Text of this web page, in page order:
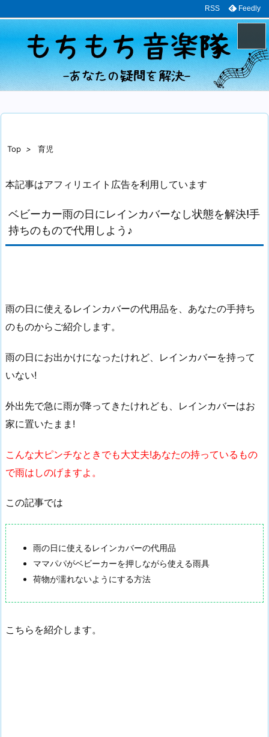
メニュ
RSS Feedly
Top > 育児
本記事はアフィリエイト広告を利用しています
ベビーカー雨の日にレインカバーなし状態を解決!手
持ちのもので代用しよう♪
雨の日に使えるレインカバーの代用品を、あなたの手持ち
のものからご紹介します。
雨の日にお出かけになったけれど、レインカバーを持って
いない!
外出先で急に雨が降ってきたけれども、レインカバーはお
家に置いたまま!
こんな大ピンチなときでも大丈夫!あなたの持っているもの
で雨はしのげますよ。
この記事では
雨の日に使えるレインカバーの代用品
ママパパがベビーカーを押しながら使える雨具
荷物が濡れないようにする方法
こちらを紹介します。